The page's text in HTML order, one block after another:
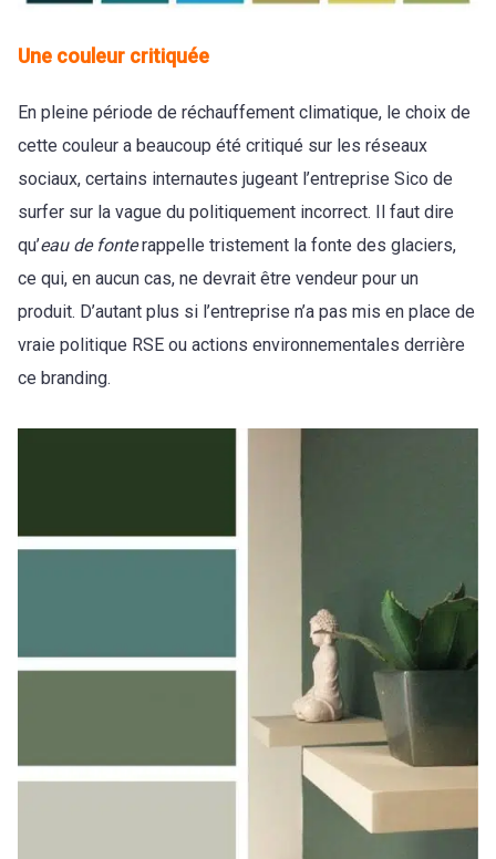
Une couleur critiquée
En pleine période de réchauffement climatique, le choix de
cette couleur a beaucoup été critiqué sur les réseaux
sociaux, certains internautes jugeant l’entreprise Sico de
surfer sur la vague du politiquement incorrect. Il faut dire
qu’eau de fonterappelle tristement la fonte des glaciers,
ce qui, en aucun cas, ne devrait être vendeur pour un
produit. D’autant plus si l’entreprise n’a pas mis en place de
vraie politique RSE ou actions environnementales derrière
ce branding.